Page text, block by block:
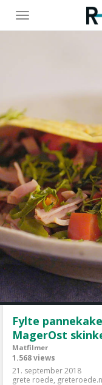
Toggle
menu
Fylte
MagerOst
Matfilmer
1.568 views
21. september 2018
grete roede,